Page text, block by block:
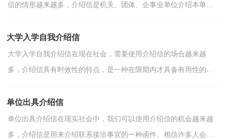
信的情形越来越多，介绍信是机关、团体、企事业单位介绍本单位
大学入学自我介绍信
大学入学自我介绍信在现在社会，需要使用介绍信的场合越来越
多，介绍信具有时效性的特点，是一种在限期内才具备有用性的一
单位出具介绍信
单位出具介绍信在现实社会中，我们可以使用介绍信的机会越来越
多，介绍信是用来介绍联系接洽事宜的一种函件。相信许多人会觉